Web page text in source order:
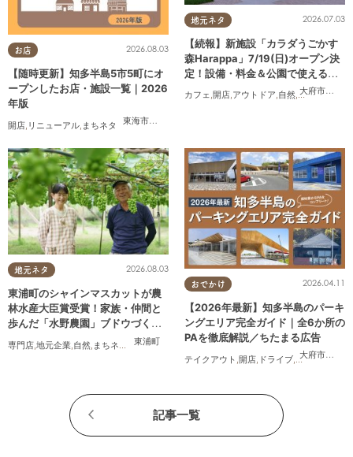
お店
東海市
,大府市
2026.08.03
【随時更新】知多半島5市5町にオ
ープンしたお店・施設一覧｜2026
年版
開店 リニューアル まちネタ
地元ネタ
大府市
,東浦
2026.07.03
【続報】新施設「カラダうごかす
森Harappa」7/19(日)オープン決
定！設備・料金＆公園で使えるレ
ンタルアイテムも登場
カフェ,開店,アウトドア,自然,まちネタ,
地元ネタ
東浦町
2026.08.03
東浦町のシャインマスカットが農
林水産大臣賞受賞！家族・仲間と
歩んだ「水野農園」ブドウづくり
の軌跡
専門店,地元企業,自然, まちネタ 季節ネタ ちたまるスタイル掲載店 ,夫婦,家族
おでかけ
大府市
,阿久
2026.04.11
【2026年最新】知多半島のパーキ
ングエリア完全ガイド｜全6か所の
PAを徹底解説／ちたまる広告
テイクアウト 開店 ドライブ 観光, ちたまる
記事一覧